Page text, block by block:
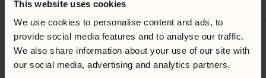
This website uses cookies
We use cookies to personalise content and ads, to
provide social media features and to analyse our traffic.
We also share information about your use of our site with
our social media, advertising and analytics partners.
3 recensioner avVindskydd
övre 25